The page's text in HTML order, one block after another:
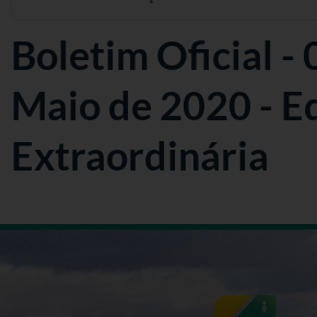
Boletim Oficial -
Maio de 2020 -
Extraordinária